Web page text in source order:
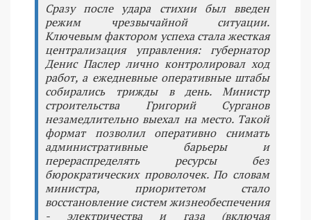
Сразу после удара стихии был введен
режим чрезвычайной ситуации.
Ключевым фактором успеха стала жесткая
централизация управления: губернатор
Денис Паслер лично контролировал ход
работ, а ежедневные оперативные штабы
собирались трижды в день. Министр
строительства Григорий Сурганов
незамедлительно выехал на место. Такой
формат позволил оперативно снимать
административные барьеры и
перераспределять ресурсы без
бюрократических проволочек. По словам
министра, приоритетом стало
восстановление систем жизнеобеспечения
- электричества и газа (включая